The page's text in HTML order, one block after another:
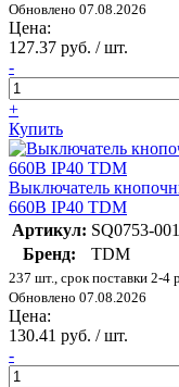
Обновлено 07.08.2026
Цена:
127.37 руб. / шт.
-
+
Купить
Выключатель
660B IP40 TDM
Артикул: SQ0753-
Бренд:
TDM
237 шт., срок поставки 2-4
Обновлено 07.08.2026
Цена:
130.41 руб. / шт.
-